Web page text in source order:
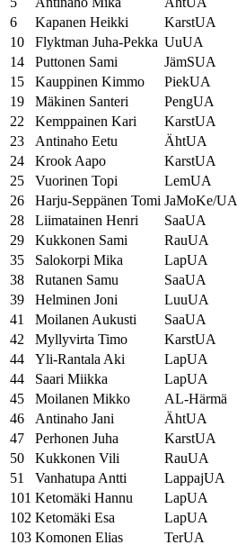
6
Kapanen Heikki KarstUA
10
Flyktman Juha-Pekka UuUA
14
Puttonen Sami JämSUA
15
Kauppinen Kimmo PiekUA
19
Mäkinen Santeri PengUA
22
Kemppainen Kari KarstUA
23
Antinaho Eetu ÄhtUA
24
Krook Aapo KarstUA
25
Vuorinen Topi LemUA
26
Harju-Seppänen Tomi JaMoKe/UA
28
Liimatainen Henri SaaUA
29
Kukkonen Sami RauUA
35
Salokorpi Mika LapUA
38
Rutanen Samu SaaUA
39
Helminen Joni LuuUA
41
Moilanen Aukusti SaaUA
42
Myllyvirta Timo KarstUA
44
Yli-Rantala Aki LapUA
44
Saari Miikka LapUA
45
Moilanen Mikko AL-Härmä
46
Antinaho Jani ÄhtUA
47
Perhonen Juha KarstUA
50
Kukkonen Vili RauUA
51
Vanhatupa Antti LappajUA
101 Ketomäki Hannu LapUA
102 Ketomäki Esa LapUA
103 Komonen Elias TerUA